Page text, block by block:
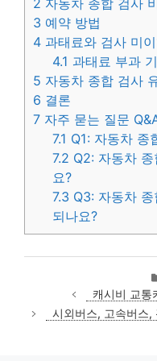
2 자동차 종합 검사
3 예약 방법
4 과태료와 검사 미
4.1 과태료 부과
5 자동차 종합 검사
6 결론
7 자주 묻는 질문
7.1 Q1: 자동차 종
7.2 Q2: 자동차
요?
7.3 Q3: 자동차
되나요?
캐시비 교통
시외버스, 고속버스,